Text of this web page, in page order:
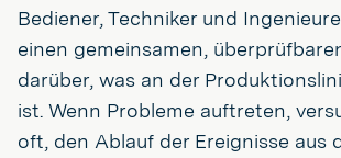
Bediener, Techniker und
einen gemeinsamen,
darüber, was an der
ist. Wenn Probleme auftreten,
oft, den Ablauf der Ereignisse aus